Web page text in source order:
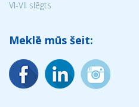
VI-VII slēgts
Meklē mūs šeit: